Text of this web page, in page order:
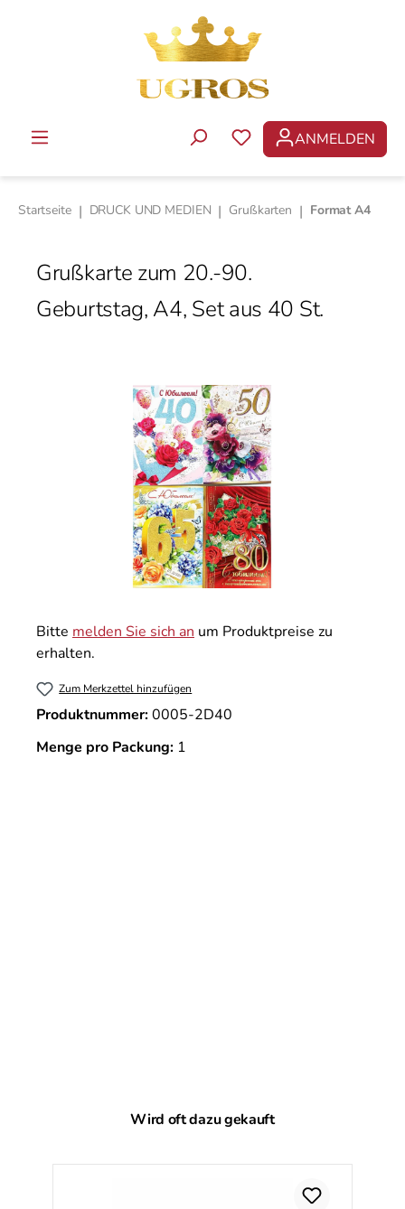
DU HAST 0
ANMELDEN
Startseite | DRUCK UND MEDIEN | Grußkarten | Format A4
Grußkarte zum 20.-90.
Geburtstag, A4, Set aus 40 St.
Bitte melden Sie sich an um Produktpreise zu
erhalten.
Zum Merkzettel hinzufügen
Produktnummer:0005-2D40
Menge pro Packung: 1
Produktgalerie überspringen
Wird oft dazu gekauft